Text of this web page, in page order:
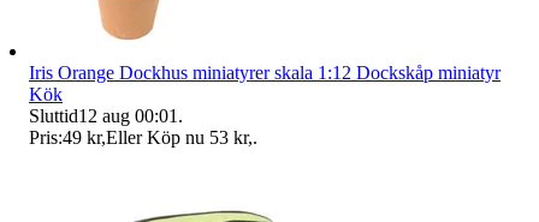
Iris Orange Dockhus miniatyrer skala 1:12 Dockskåp miniatyr
Kök
Sluttid12 aug 00:01 .
Pris:49 kr,Eller Köp nu 53 kr,.